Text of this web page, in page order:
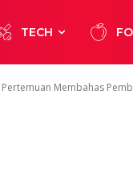
TECH
Membahas